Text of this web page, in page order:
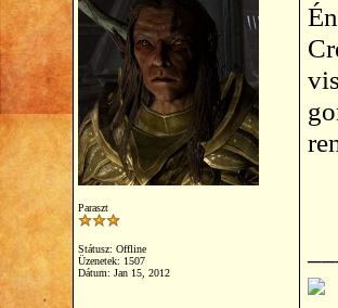
Paraszt
Státusz: Offline
Üzenetek: 1507
Dátum: Jan 15, 2012